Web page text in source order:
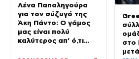
Λένα Παπαληγούρα
για τον σύζυγό της
Άκη Πάντο: Ο γάμος
μας είναι πολύ
καλύτερος απ’ ό,τι
στο